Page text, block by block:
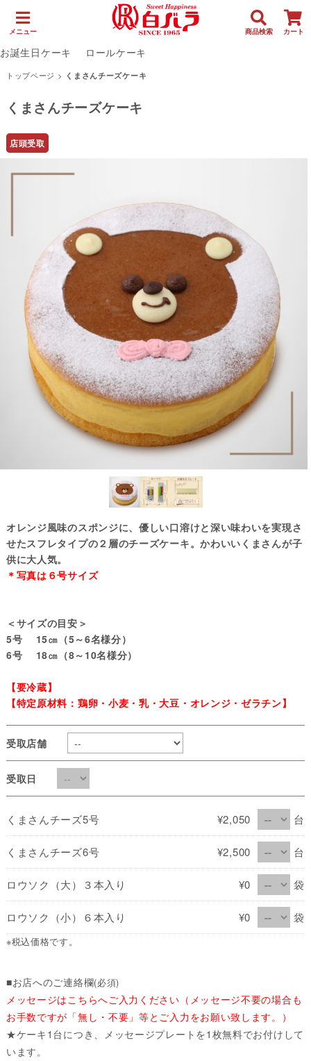
メニュー 商品検索 カート
お誕生日ケーキ ロールケーキ
トップページ > くまさんチーズケーキ
くまさんチーズケーキ
店頭受取
オレンジ風味のスポンジに、優しい口溶けと深い味わいを実現さ
せたスフレタイプの２層のチーズケーキ。かわいいくまさんが子
供に大人気。
＊写真は６号サイズ
＜サイズの目安＞
5号 15㎝（5～6名様分）
6号 18㎝（8～10名様分）
【要冷蔵】
【特定原材料：鶏卵・小麦・乳・大豆・オレンジ・ゼラチン】
受取店舗
受取日
くまさんチーズ5号 ¥2,050 台
くまさんチーズ6号 ¥2,500 台
ロウソク（大）３本入り ¥0 袋
ロウソク（小）６本入り ¥0 袋
※税込価格です。
■お店へのご連絡欄(必須)
メッセージはこちらへご入力ください（メッセージ不要の場合も
お手数ですが「無し・不要」等とご入力をお願い致します。）
★ケーキ1台につき、メッセージプレートを1枚無料でお付けして
います。